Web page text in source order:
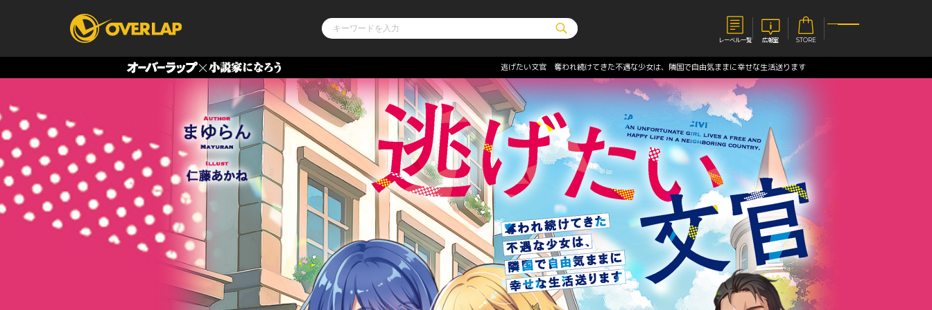
レーベル一覧 広報室 STORE
コミック
コミックガルド
コミッククリエ
LiQulle
ラブパルフェ
ライトノベル
文庫
ノベルス
ノベルスf
ロサージュノベルス
その他
コミックエッセイ
ポケットモンスター
アニメ
ゲーム
通販・NEWS
OVERLAP STORE
オーバーラップ広報室
企業
会社概要
採用情報
アクセス
オーバーラップホールディングス
お問い合わせはこちら
オーバーラップ文庫 オーバーラップノベルス オーバーラップノベルスf ロサージュノベルス コミックガルド
コミッククリエ リキューレ コミックパルフェ コミックエッセイ
逃げたい文官 奪われ続けてきた不遇な少女は、隣国で自由気ままに幸せな生活送ります